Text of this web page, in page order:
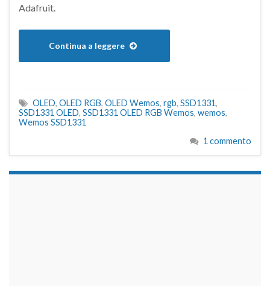
Adafruit.
Continua a leggere
OLED, OLED RGB, OLED Wemos, rgb, SSD1331,
SSD1331 OLED, SSD1331 OLED RGB Wemos, wemos,
Wemos SSD1331
1 commento